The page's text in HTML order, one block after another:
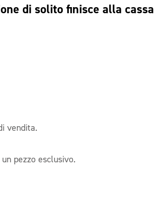
di solito finisce alla cassa
vendita.
pezzo esclusivo.